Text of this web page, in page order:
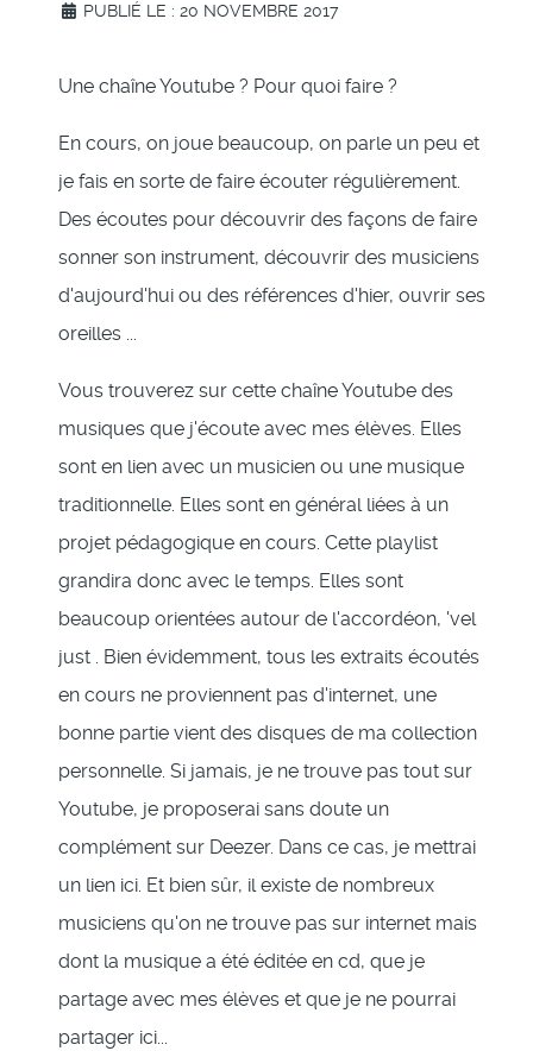
PUBLIÉ LE : 20 NOVEMBRE 2017
Une chaîne Youtube ? Pour quoi faire ?
En cours, on joue beaucoup, on parle un peu et
je fais en sorte de faire écouter régulièrement.
Des écoutes pour découvrir des façons de faire
sonner son instrument, découvrir des musiciens
d'aujourd'hui ou des références d'hier, ouvrir ses
oreilles ...
Vous trouverez sur cette chaîne Youtube des
musiques que j'écoute avec mes élèves. Elles
sont en lien avec un musicien ou une musique
traditionnelle. Elles sont en général liées à un
projet pédagogique en cours. Cette playlist
grandira donc avec le temps. Elles sont
beaucoup orientées autour de l'accordéon, 'vel
just . Bien évidemment, tous les extraits écoutés
en cours ne proviennent pas d'internet, une
bonne partie vient des disques de ma collection
personnelle. Si jamais, je ne trouve pas tout sur
Youtube, je proposerai sans doute un
complément sur Deezer. Dans ce cas, je mettrai
un lien ici. Et bien sûr, il existe de nombreux
musiciens qu'on ne trouve pas sur internet mais
dont la musique a été éditée en cd, que je
partage avec mes élèves et que je ne pourrai
partager ici...